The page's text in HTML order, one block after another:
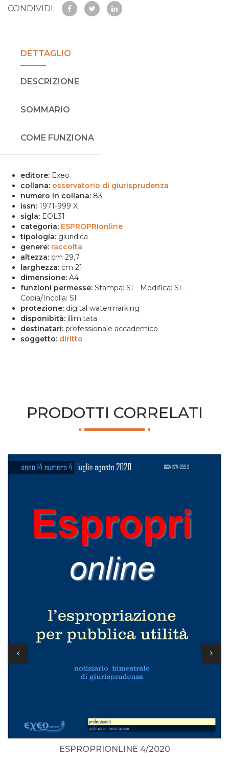
CONDIVIDI:
DETTAGLIO
DESCRIZIONE
SOMMARIO
COME FUNZIONA
editore: Exeo
collana: osservatorio di giurisprudenza
numero in collana: 83
issn: 1971-999 X
sigla: EOL31
categoria: ESPROPRIonline
tipologia: giuridica
genere: raccolta
altezza: cm 29,7
larghezza: cm 21
dimensione: A4
funzioni permesse: Stampa: SI - Modifica: SI -
Copia/Incolla: SI
protezione: digital watermarking
disponibità: illimitata
destinatari: professionale accademico
soggetto: diritto
PRODOTTI CORRELATI
ESPROPRIONLINE 4/2020
ESPROPRIONLINE 3/2020